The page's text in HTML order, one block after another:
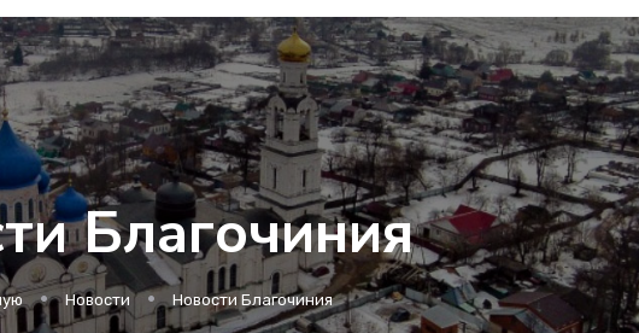
Благочиния
Новости Новости Благочиния